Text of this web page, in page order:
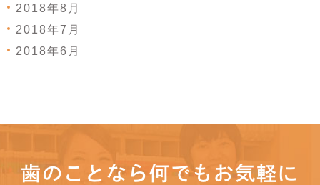
2018年8月
2018年7月
2018年6月
歯のことなら何でもお気軽に